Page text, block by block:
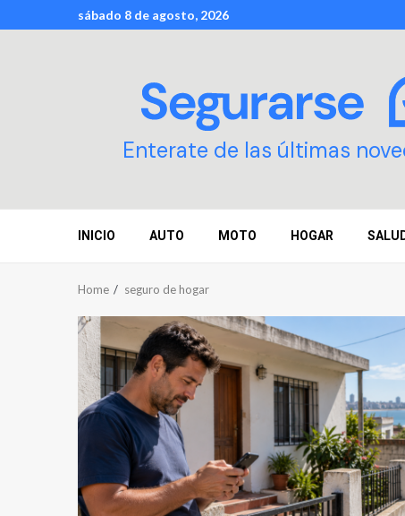
to
sábado 8 de agosto, 2026
Enterate de las últimas
INICIO AUTO MOTO HOGAR
Home seguro de hogar